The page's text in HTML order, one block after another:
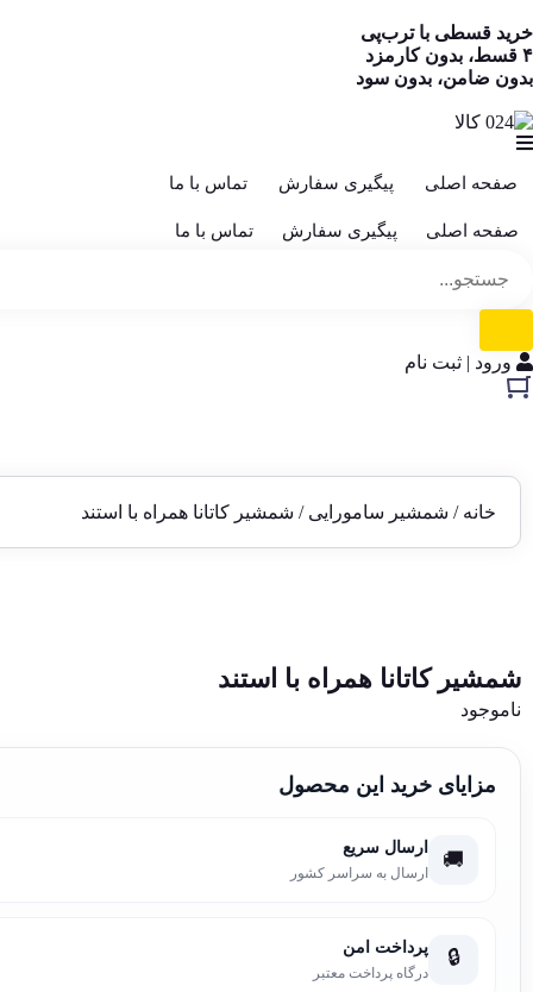
خرید قسطی با ترب‌پی
۴ قسط، بدون کارمزد
بدون ضامن، بدون سود
صفحه اصلی پیگیری سفارش تماس با ما
صفحه اصلی پیگیری سفارش تماس با ما
ورود | ثبت نام
خانه / شمشیر سامورایی / شمشیر کاتانا همراه با استند
شمشیر کاتانا همراه با استند
ناموجود
مزایای خرید این محصول
🚚 ارسال سریع
ارسال به سراسر کشور
🔒 پرداخت امن
درگاه پرداخت معتبر